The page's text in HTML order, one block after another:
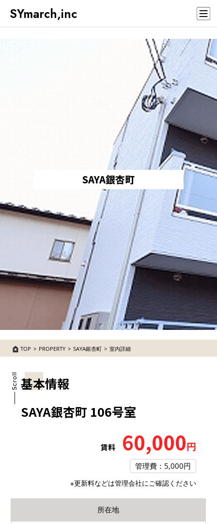
SYmarch,inc
SAYA銀杏町
TOP PROPERTY SAYA銀杏町 室内詳細
基本情報
SAYA銀杏町 106号室
賃料 60,000円
管理費：5,000円
※更新料などは管理会社にご確認ください
所在地